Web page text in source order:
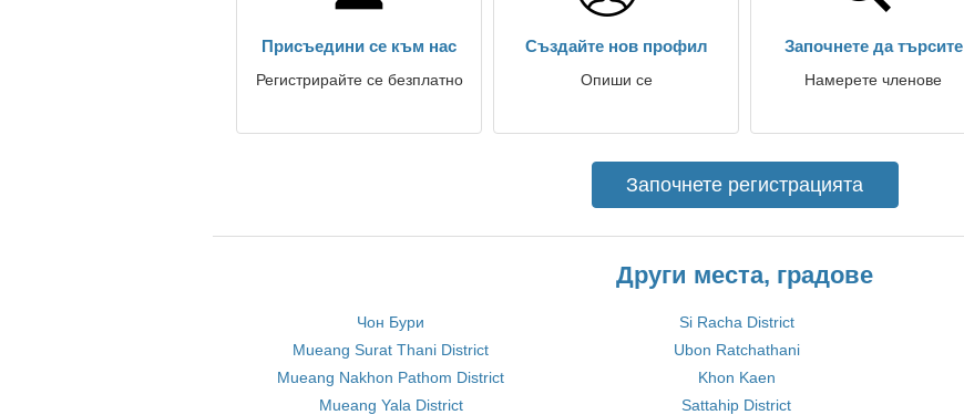
Присъедини се към нас
Регистрирайте се безплатно
Създайте нов профил
Опиши се
Започнете да търсите
Намерете членове
Започнете регистрацията
Други места, градове
Чон Бури Si Racha District
Mueang Surat Thani District
Ubon Ratchathani
Mueang Nakhon Pathom District
Khon Kaen
Mueang Yala District
Sattahip District